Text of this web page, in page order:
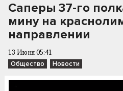
Саперы 37-го
мину на
направлении
13 Июня 05:41
Общество Новости